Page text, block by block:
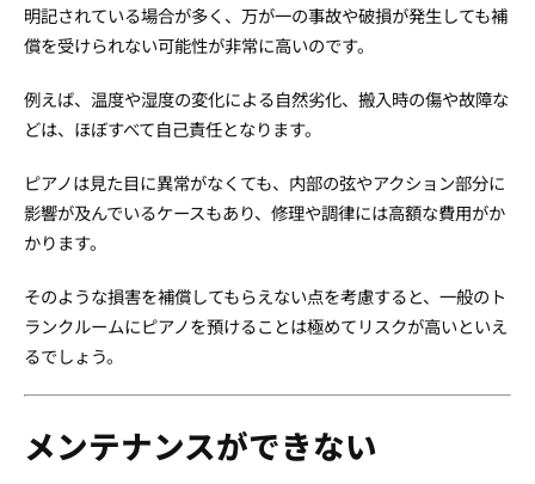
明記されている場合が多く、万が一の事故や破損が発生しても補
償を受けられない可能性が非常に高いのです。
例えば、温度や湿度の変化による自然劣化、搬入時の傷や故障な
どは、ほぼすべて自己責任となります。
ピアノは見た目に異常がなくても、内部の弦やアクション部分に
影響が及んでいるケースもあり、修理や調律には高額な費用がか
かります。
そのような損害を補償してもらえない点を考慮すると、一般のト
ランクルームにピアノを預けることは極めてリスクが高いといえ
るでしょう。
メンテナンスができない